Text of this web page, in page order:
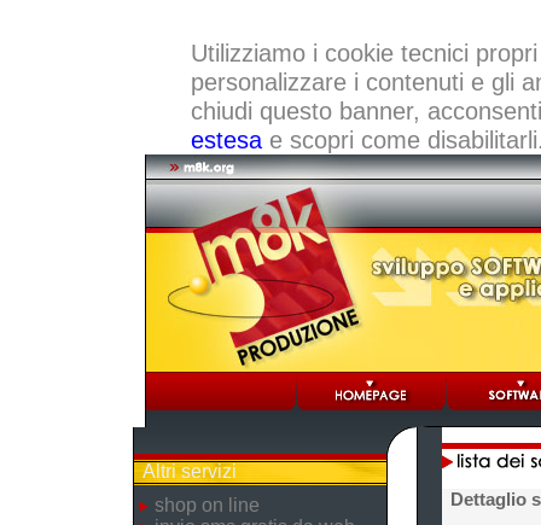
Utilizziamo i cookie tecnici
personalizzare i contenuti e gli
chiudi questo banner,
estesae scopri come
Altri servizi
shop on line
Dettaglio